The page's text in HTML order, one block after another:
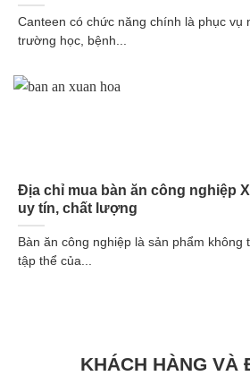
Canteen có chức năng chính là phục vụ
trường học, bệnh...
Địa chỉ mua bàn ăn công nghiệp
uy tín, chất lượng
Bàn ăn công nghiệp là sản phẩm không
tập thể của...
KHÁCH HÀNG VÀ